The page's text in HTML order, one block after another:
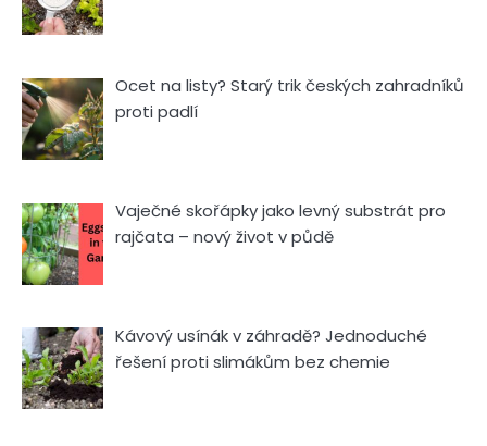
Ocet na listy? Starý trik českých zahradníků
proti padlí
Vaječné skořápky jako levný substrát pro
rajčata – nový život v půdě
Kávový usínák v záhradě? Jednoduché
řešení proti slimákům bez chemie